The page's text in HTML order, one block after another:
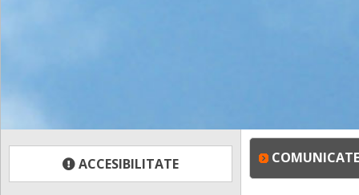
ACCESIBILITATE